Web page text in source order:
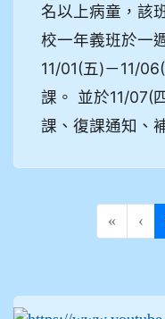
名以上病童，該
校一年義班於一
11/01(五)－11/
課。 並於11/07(
課、復課通知、
« ‹